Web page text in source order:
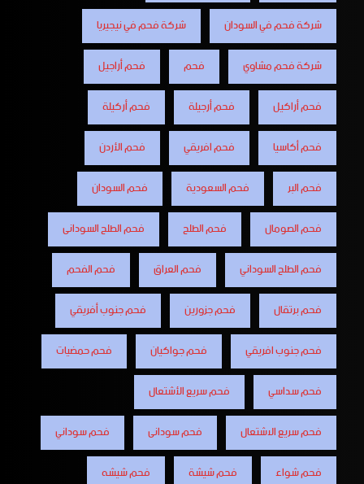
شركة فحم في السودان
شركة فحم في نيجيريا
شركة فحم مشاوي
فحم
فحم أراجيل
فحم أراكيل
فحم أرجيلة
فحم أركيلة
فحم أكاسيا
فحم افريقي
فحم الأردن
فحم البر
فحم السعودية
فحم السودان
فحم الصومال
فحم الطلح
فحم الطلح السودانى
فحم الطلح السوداني
فحم العراق
فحم الفحم
فحم برتقال
فحم جزورين
فحم جنوب أفريقي
فحم جنوب افريقي
فحم جواكيان
فحم حمضيات
فحم سداسي
فحم سريع الأشتعال
فحم سريع الاشتعال
فحم سودانى
فحم سوداني
فحم شواء
فحم شيشة
فحم شيشه